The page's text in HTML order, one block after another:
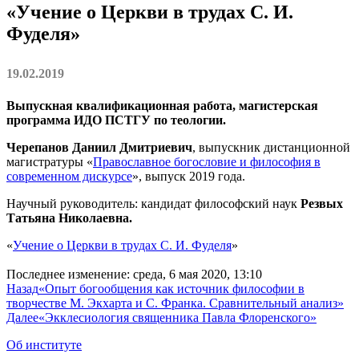
«Учение о Церкви в трудах С. И.
Фуделя»
19.02.2019
Выпускная квалификационная работа, магистерская
программа ИДО ПСТГУ по теологии.
Черепанов Даниил Дмитриевич, выпускник дистанционной
магистратуры «Православное богословие и философия в
современном дискурсе», выпуск 2019 года.
Научный руководитель: кандидат философский наук Резвых
Татьяна Николаевна.
«Учение о Церкви в трудах С. И. Фуделя»
Последнее изменение: среда, 6 мая 2020, 13:10
Назад«Опыт богообщения как источник философии в
творчестве М. Экхарта и С. Франка. Сравнительный анализ»
Далее«Экклесиология священника Павла Флоренского»
Об институте